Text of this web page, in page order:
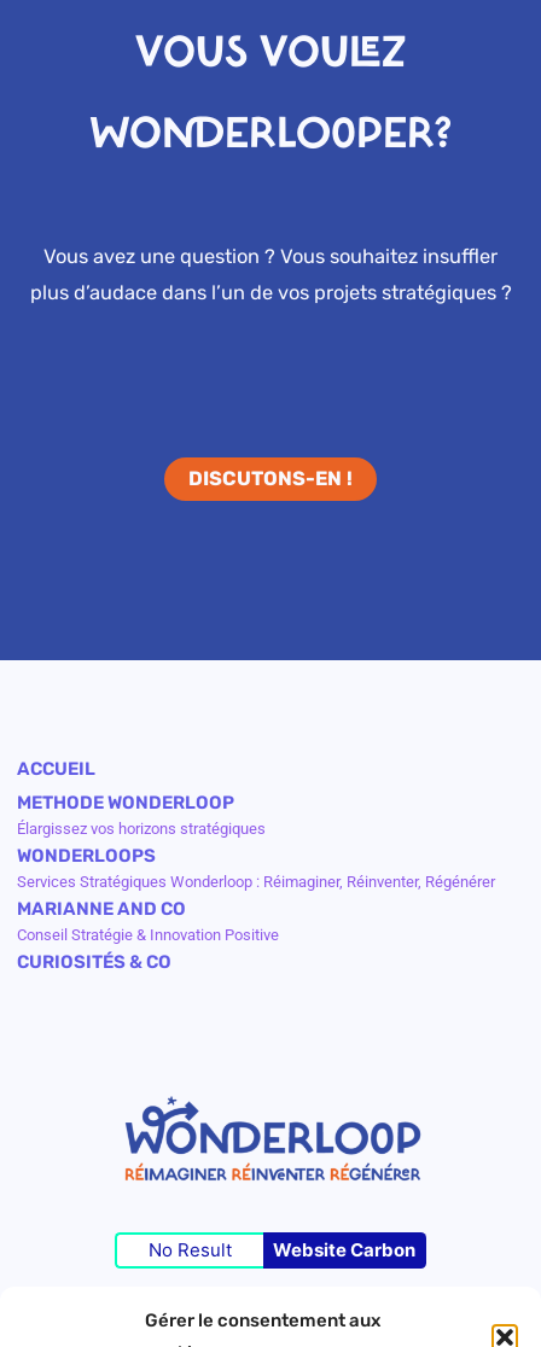
Gérer le consentement aux
VOUS VOULEZ
WONDERLOOPER?
Vous avez une question ? Vous souhaitez insuffler
plus d’audace dans l’un de vos projets stratégiques ?
DISCUTONS-EN !
ACCUEIL
METHODE WONDERLOOP
Élargissez vos horizons stratégiques
WONDERLOOPS
Services Stratégiques Wonderloop : Réimaginer, Réinventer, Régénérer
MARIANNE AND CO
Conseil Stratégie & Innovation Positive
CURIOSITÉS & CO
No Result Website Carbon